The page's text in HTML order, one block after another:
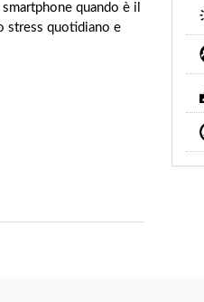
quando è il
stress quotidiano e